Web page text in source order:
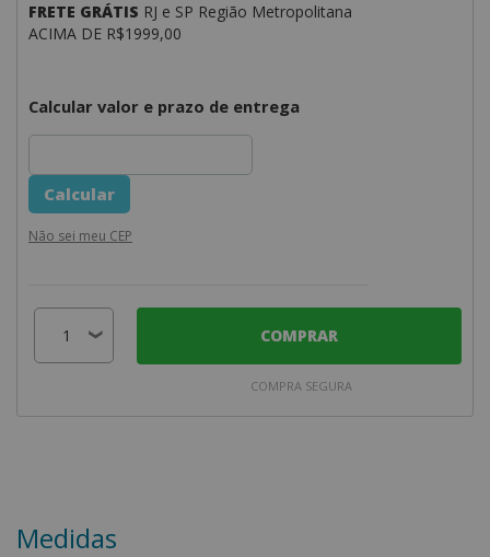
FRETE GRÁTIS RJ e SP Região Metropolitana
ACIMA DE R$1999,00
Calcular valor e prazo de entrega
Não sei meu CEP
COMPRAR
COMPRA SEGURA
Medidas